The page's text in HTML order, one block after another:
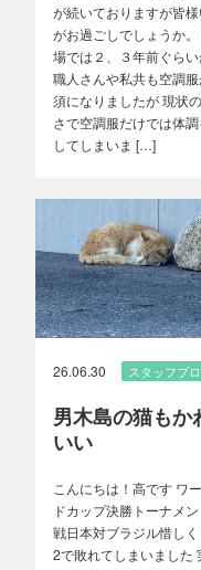
が続いておりますが皆
がお過ごしでしょうか。
場では２、３年前ぐらい
職人さんや私共も空調
須になりましたが 現状
さで空調服だけでは体
してしまいま […]
26.06.30 スタッフブ
男木島の猫もか
いい
こんにちは！高です ワ
ドカップ決勝トーナメ
戦日本対ブラジル惜し
2で敗れてしまいました